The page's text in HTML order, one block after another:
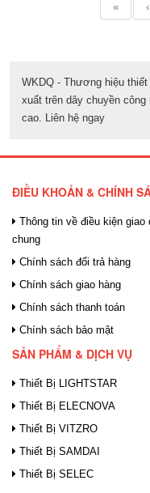
« ‹
WKDQ - Thương hiệu
xuất trên dây chuyền
cao. Liên hệ ngay
ĐIỀU KHOẢN & CHÍNH
Thông tin về điều kiện giao
chung
Chính sách đổi trả hàng
Chính sách giao hàng
Chính sách thanh toán
Chính sách bảo mật
SẢN PHẨM & DỊCH VỤ
Thiết Bị LIGHTSTAR
Thiết Bị ELECNOVA
Thiết Bị VITZRO
Thiết Bị SAMDAI
Thiết Bị SELEC